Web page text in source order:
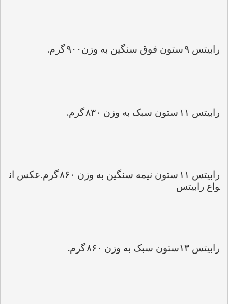
رابیتس ۹ستون فوق سنگین به وزن۹۰۰گرم.
رابیتس ۱۱ ستون سبک به وزن ۸۳۰گرم.
رابیتس ۱۱ ستون نیمه سنگین به وزن ۸۶۰گرم.عکس ان
واع رابیتس
رابیتس ۱۳ستون سبک به وزن ۸۶۰گرم.